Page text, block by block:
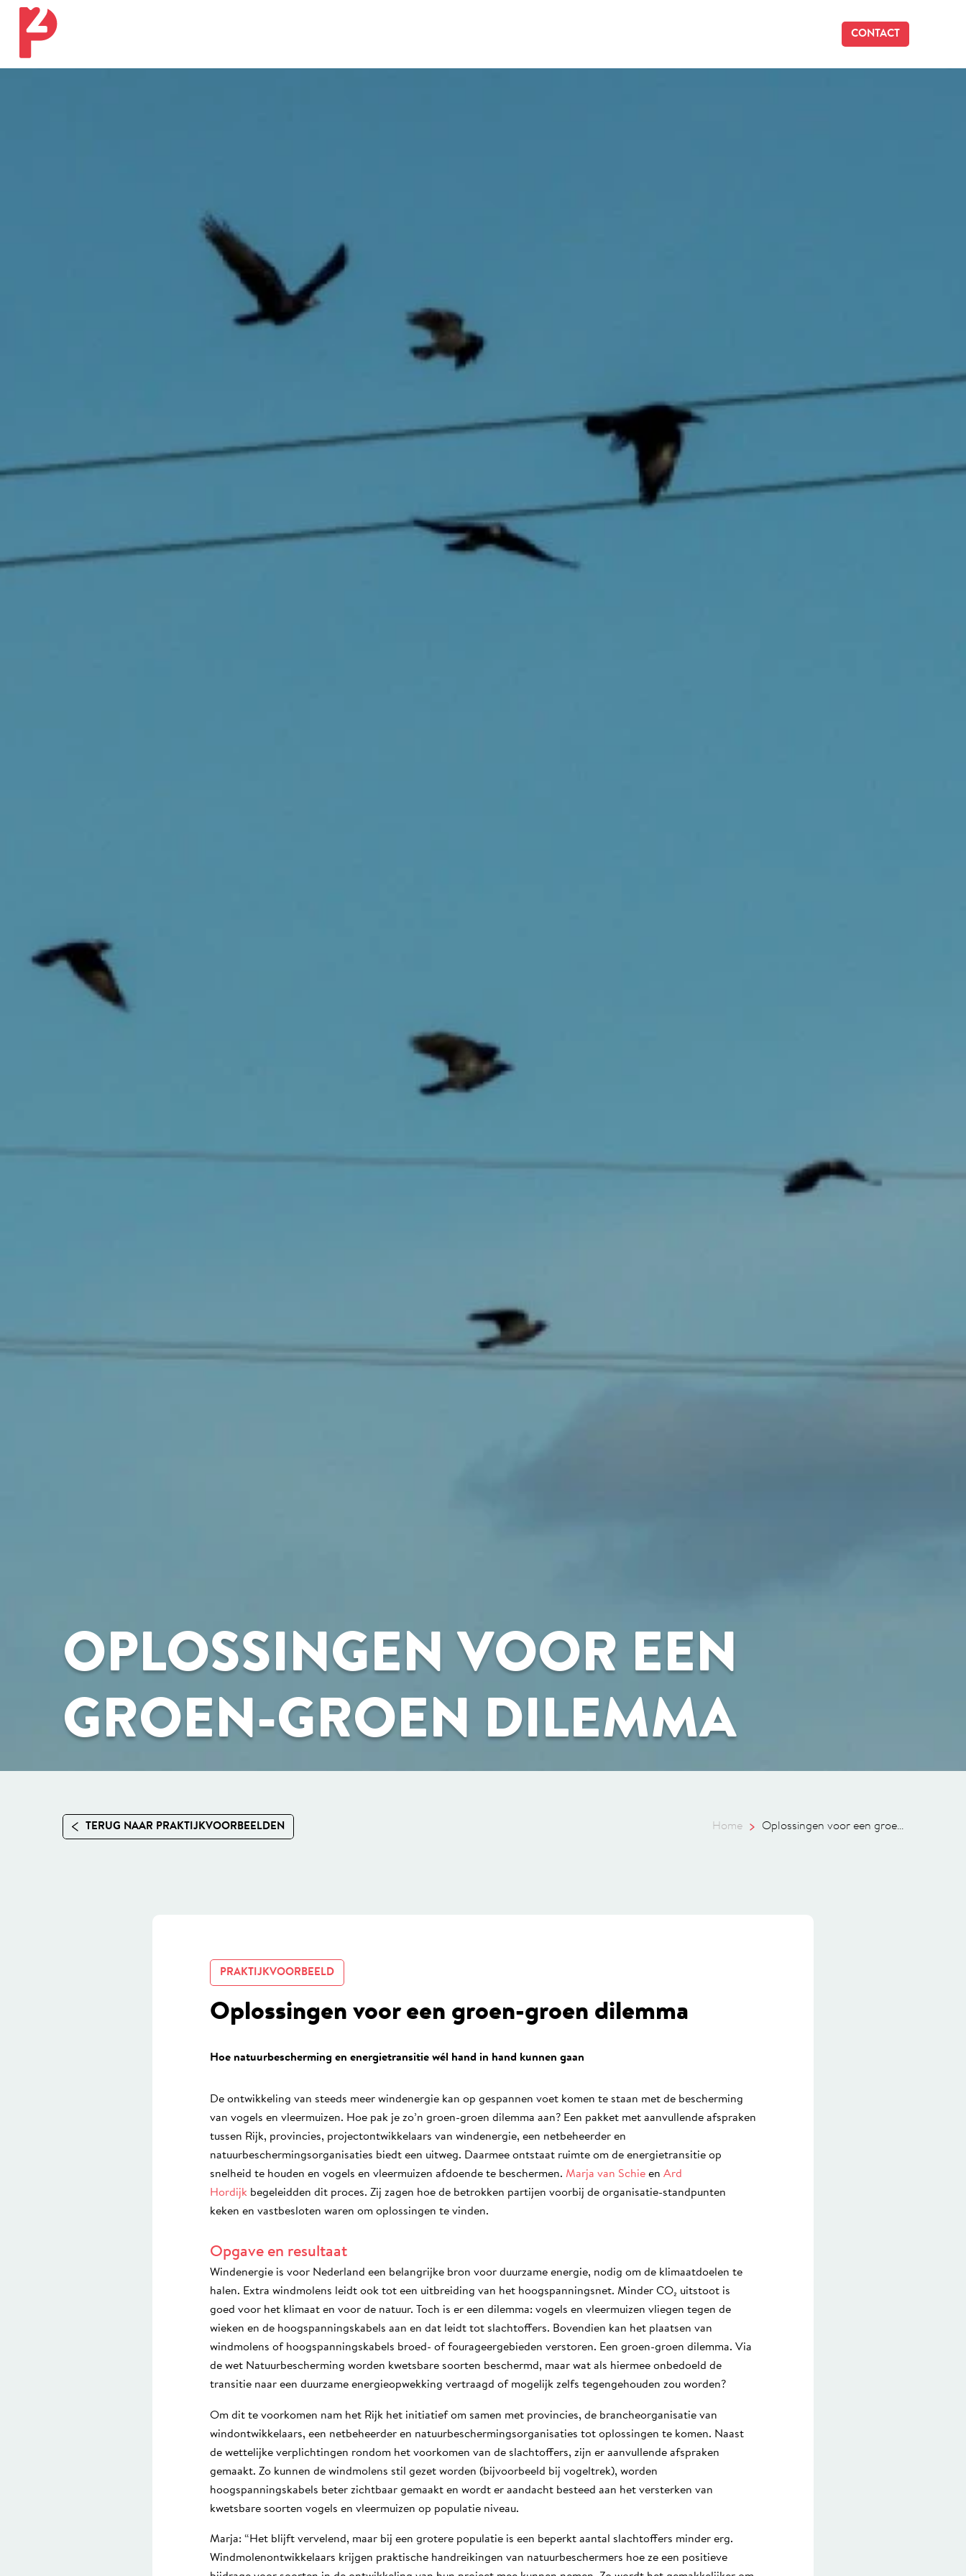
CONTACT
OPLOSSINGEN VOOR EEN
GROEN-GROEN DILEMMA
TERUG NAAR PRAKTIJKVOORBEELDEN Home Oplossingen voor een groe...
PRAKTIJKVOORBEELD
Oplossingen voor een groen-groen dilemma
Hoe natuurbescherming en energietransitie wél hand in hand kunnen gaan
De ontwikkeling van steeds meer windenergie kan op gespannen voet komen te staan met de bescherming
van vogels en vleermuizen. Hoe pak je zo’n groen-groen dilemma aan? Een pakket met aanvullende afspraken
tussen Rijk, provincies, projectontwikkelaars van windenergie, een netbeheerder en
natuurbeschermingsorganisaties biedt een uitweg. Daarmee ontstaat ruimte om de energietransitie op
snelheid te houden en vogels en vleermuizen afdoende te beschermen. Marja van Schie en Ard
Hordijk begeleidden dit proces. Zij zagen hoe de betrokken partijen voorbij de organisatie-standpunten
keken en vastbesloten waren om oplossingen te vinden.
Opgave en resultaat
Windenergie is voor Nederland een belangrijke bron voor duurzame energie, nodig om de klimaatdoelen te
halen. Extra windmolens leidt ook tot een uitbreiding van het hoogspanningsnet. Minder CO₂ uitstoot is
goed voor het klimaat en voor de natuur. Toch is er een dilemma: vogels en vleermuizen vliegen tegen de
wieken en de hoogspanningskabels aan en dat leidt tot slachtoffers. Bovendien kan het plaatsen van
windmolens of hoogspanningskabels broed- of fourageergebieden verstoren. Een groen-groen dilemma. Via
de wet Natuurbescherming worden kwetsbare soorten beschermd, maar wat als hiermee onbedoeld de
transitie naar een duurzame energieopwekking vertraagd of mogelijk zelfs tegengehouden zou worden?
Om dit te voorkomen nam het Rijk het initiatief om samen met provincies, de brancheorganisatie van
windontwikkelaars, een netbeheerder en natuurbeschermingsorganisaties tot oplossingen te komen. Naast
de wettelijke verplichtingen rondom het voorkomen van de slachtoffers, zijn er aanvullende afspraken
gemaakt. Zo kunnen de windmolens stil gezet worden (bijvoorbeeld bij vogeltrek), worden
hoogspanningskabels beter zichtbaar gemaakt en wordt er aandacht besteed aan het versterken van
kwetsbare soorten vogels en vleermuizen op populatie niveau.
Marja: “Het blijft vervelend, maar bij een grotere populatie is een beperkt aantal slachtoffers minder erg.
Windmolenontwikkelaars krijgen praktische handreikingen van natuurbeschermers hoe ze een positieve